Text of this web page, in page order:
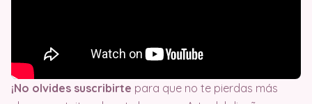
¡No olvides suscribirte para que no te pierdas más